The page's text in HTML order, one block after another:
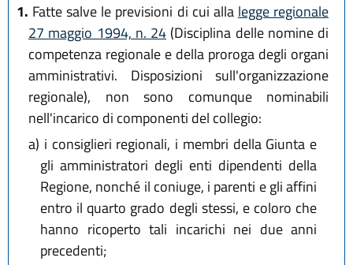
1. Fatte salve le previsioni di cui alla legge regionale
27 maggio 1994, n. 24 (Disciplina delle nomine di
competenza regionale e della proroga degli organi
amministrativi. Disposizioni sull'organizzazione
regionale), non sono comunque nominabili
nell'incarico di componenti del collegio:
a) i consiglieri regionali, i membri della Giunta e
gli amministratori degli enti dipendenti della
Regione, nonché il coniuge, i parenti e gli affini
entro il quarto grado degli stessi, e coloro che
hanno ricoperto tali incarichi nei due anni
precedenti;